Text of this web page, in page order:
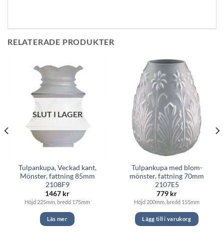
RELATERADE PRODUKTER
SLUT I LAGER
Tulpankupa, Veckad kant,
Mönster, fattning 85mm
2108F9
1467 kr
Höjd 225mm, bredd 175mm
Läs mer
Tulpankupa med blom-
mönster, fattning 70mm
2107E5
779 kr
Höjd 200mm, bredd 155mm
Lägg till i varukorg